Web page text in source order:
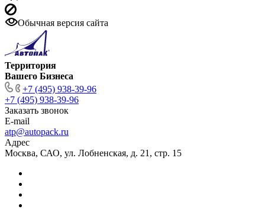
Обычная версия сайта
Территория
Вашего Бизнеса
+7 (495) 938-39-96
+7 (495) 938-39-96
Заказать звонок
E-mail
atp@autopack.ru
Адрес
Москва, САО, ул. Лобненская, д. 21, стр. 15